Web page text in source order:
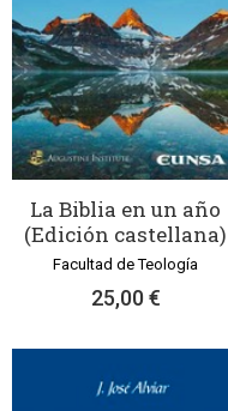
La Biblia en un año
(Edición castellana)
Facultad de Teología
25,00 €